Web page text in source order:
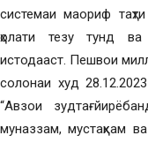
системаи маориф
ҳолати тезу тунд
истодааст. Пешвои
солонаи худ
“Авзои
муназзам, мустаҳкам